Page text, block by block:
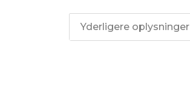
Yderligere oplysninger